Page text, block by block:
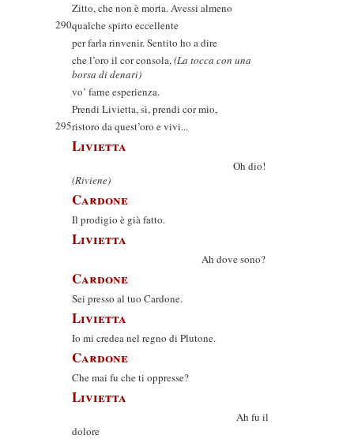
Zitto, che non è morta. Avessi almeno
290qualche spirto eccellente
per farla rinvenir. Sentito ho a dire
che l’oro il cor consola,(La tocca con una
borsa di denari)
vo’ farne esperienza.
Prendi Livietta, sì, prendi cor mio,
295ristoro da quest’oro e vivi...
Livietta
Oh dio!
(Riviene)
Cardone
Il prodigio è già fatto.
Livietta
Ah dove sono?
Cardone
Sei presso al tuo Cardone.
Livietta
Io mi credea nel regno di Plutone.
Cardone
Che mai fu che ti oppresse?
Livietta
Ah fu il
dolore